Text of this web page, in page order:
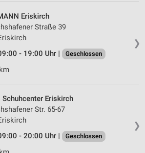
❯
Eriskirch
Straße 39
- 19:00 Uhr |
Geschlossen
❯
Schuhcenter Eriskirch
Str. 65-67
- 20:00 Uhr |
Geschlossen